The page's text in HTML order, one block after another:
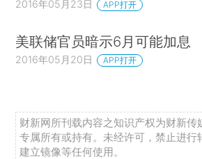
2016年05月23日 APP打开
美联储官员暗示6月可能加息
2016年05月20日 APP打开
财新网所刊载内容之知识产权为财新传
专属所有或持有。未经许可，禁止进行
建立镜像等任何使用。